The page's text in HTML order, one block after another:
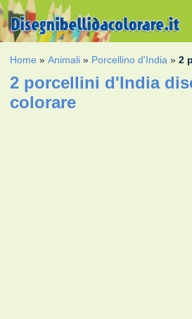
Home »Animali » Porcellino d'India »2
2 porcellini d'India
colorare